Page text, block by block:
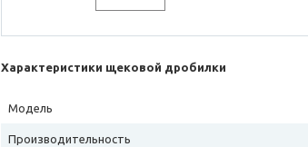
Характеристики щековой дробилки
Модель
Производительность